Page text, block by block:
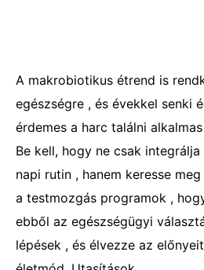
A makrobiotikus étrend is
egészségre , és évekkel senki
érdemes a harc találni
Be kell, hogy ne csak
napi rutin , hanem keresse
a testmozgás programok ,
ebből az egészségügyi
lépések , és élvezze az